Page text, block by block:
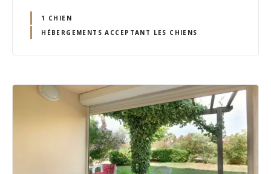
1 CHIEN
HÉBERGEMENTS ACCEPTANT LES CHIENS